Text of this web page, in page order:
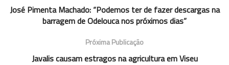
José Pimenta Machado: “Podemos ter de fazer descargas na
barragem de Odelouca nos próximos dias”
Próxima Publicação
Javalis causam estragos na agricultura em Viseu